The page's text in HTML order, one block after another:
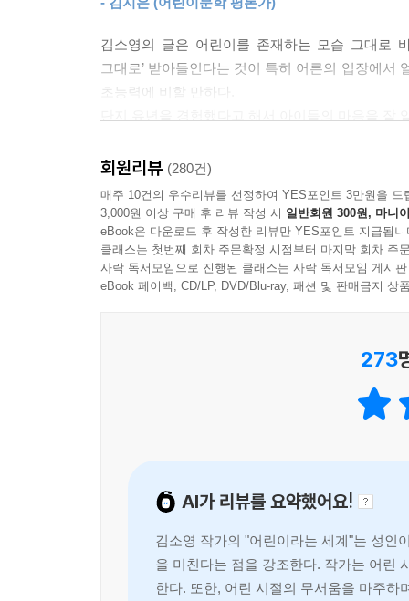
“위로가 됐어요”라고 할 때 주이는 오른손을 가슴
린이에게는 어른들이 환경이고 세계라는 사실을
--- p.143~144
나는 예전에 ‘어린이는 어른의 길잡이’라는 말을
르치고 이끌 생각을 해야지, 어린이한테 길 안내
아닌데. 그렇게 생각했다. 그런데 어린이에게 할
서 길을 아는 게 아니라 어린이에게 무엇을 어떻
우는 일, 즉 교육은 이 세상을 살아가는 우리 모두
사회의 몫으로 돌아오고 만다.
누구나 지나온 어린 시절의 쉽게 꺼내지 못했던 이
어린이에게 무심한 어른이라도 한때는 모두 어
지금 이 순간 품고 있을 어린 마음들을 깨닫게 된다.
집이 너무 넓어서 눈을 어디에 두어야 할지 몰
들어갔다. 방에는 오로지 그 애만을 위한 침대와
그리고 곧 할머니가 간식을 ‘쟁반에 받쳐서’ 가
경험한 적도, 한번 상상해 본 적도 없는 상황이었다
못해서 할 수 없었던 말이 지금의 어린이들에게도
대신 어린이의 마음을 기억해 내고, 그 마음이 되
어린이의 말에 더 많이 귀를 기울이겠다고 다짐
말에 담지 못하는 감정과 분위기가 무엇인지 알아
김소영의 글은 어린이를 존재하는 모습 그대로
그대로’ 받아들인다는 것이 특히 어른의 입장에
초능력에 비할 만하다.
호흡해야 한다. 어린이 마음의 미세한 진폭을 느
알아야 한다. 김소영은 이런 수고로운 작업을 기
명료한 언어로 이토록 재미있고 뭉클하게 들려준다.
‘김소영’이라는 렌즈로 세계를 들여다보며 우리
가장 작고 여린 마음들을 다시 꺼내 들여다보고
결국은 우리 자신을 향해 있다는 걸.
회원리뷰 (280건)
매주 10건의 우수리뷰를 선정하여 YES포인트 3만원을 드
3,000원 이상 구매 후 리뷰 작성 시 일반회원 300원, 마니
eBook은 다운로드 후 작성한 리뷰만 YES포인트 지급됩니
클래스는 첫번째 회차 주문확정 시점부터 마지막 회차 주
사락 독서모임으로 진행된 클래스는 사락 독서모임 게시
eBook 페이백, CD/LP, DVD/Blu-ray, 패션 및 판매금지 상
273
AI가 리뷰를 요약했어요!
김소영 작가의 "어린이라는 세계"는 성인
을 미친다는 점을 강조한다. 작가는 어린
한다. 또한, 어린 시절의 무서움을 마주하